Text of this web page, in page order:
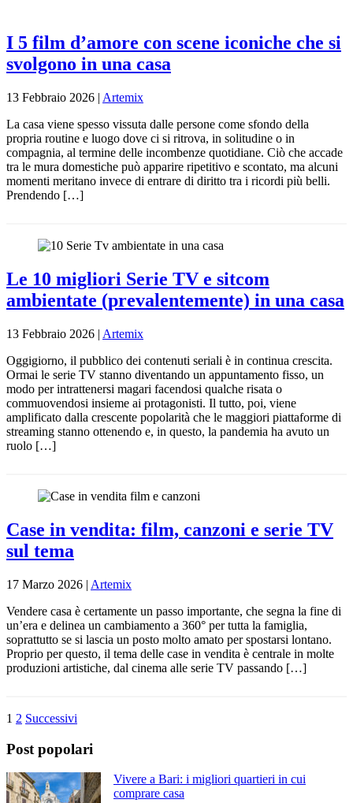
I 5 film d’amore con scene iconiche che si
svolgono in una casa
13 Febbraio 2026 | Artemix
La casa viene spesso vissuta dalle persone come sfondo della
propria routine e luogo dove ci si ritrova, in solitudine o in
compagnia, al termine delle incombenze quotidiane. Ciò che accade
tra le mura domestiche può apparire ripetitivo e scontato, ma alcuni
momenti meritano invece di entrare di diritto tra i ricordi più belli.
Prendendo […]
Le 10 migliori Serie TV e sitcom
ambientate (prevalentemente) in una casa
13 Febbraio 2026 | Artemix
Oggigiorno, il pubblico dei contenuti seriali è in continua crescita.
Ormai le serie TV stanno diventando un appuntamento fisso, un
modo per intrattenersi magari facendosi qualche risata o
commuovendosi insieme ai protagonisti. Il tutto, poi, viene
amplificato dalla crescente popolarità che le maggiori piattaforme di
streaming stanno ottenendo e, in questo, la pandemia ha avuto un
ruolo […]
Case in vendita: film, canzoni e serie TV
sul tema
17 Marzo 2026 | Artemix
Vendere casa è certamente un passo importante, che segna la fine di
un’era e delinea un cambiamento a 360° per tutta la famiglia,
soprattutto se si lascia un posto molto amato per spostarsi lontano.
Proprio per questo, il tema delle case in vendita è centrale in molte
produzioni artistiche, dal cinema alle serie TV passando […]
1 2 Successivi
Post popolari
Vivere a Bari: i migliori quartieri in cui
comprare casa